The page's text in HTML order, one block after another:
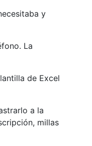
y
La
de Excel
a la
millas